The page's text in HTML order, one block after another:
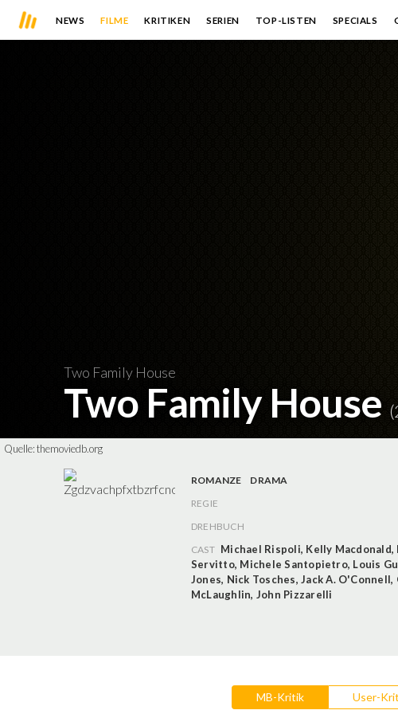
NEWS FILME KRITIKEN SERIEN TOP-LISTEN SPECIALS
Two Family House
Two Family House
Quelle:themoviedb.org
ROMANZE
DRAMA
REGIE
DREHBUCH
CAST Michael Rispoli, Kelly Macdonald,
Servitto, Michele Santopietro, Louis
Jones, Nick Tosches,Jack A. O'Connell,
McLaughlin, John Pizzarelli
MB-Kritik User-